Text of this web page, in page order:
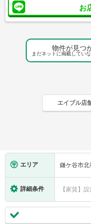
お
物件が見つ
まだネットに掲載してい
エイブル店
エリア 鎌ケ谷市北
詳細条件 【家賃】